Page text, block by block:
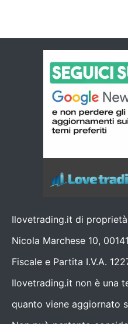
Ilovetrading.it di
Nicola Marchese 10,
Fiscale e Partita I.V.A.
Ilovetrading.it non è una
quanto viene aggiornato